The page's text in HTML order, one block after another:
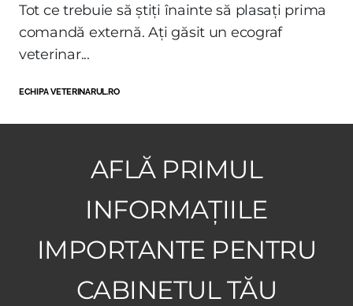
Tot ce trebuie să știți înainte să plasați prima
comandă externă. Ați găsit un ecograf
veterinar...
ECHIPA VETERINARUL.RO
AFLĂ PRIMUL
INFORMAȚIILE
IMPORTANTE PENTRU
CABINETUL TĂU